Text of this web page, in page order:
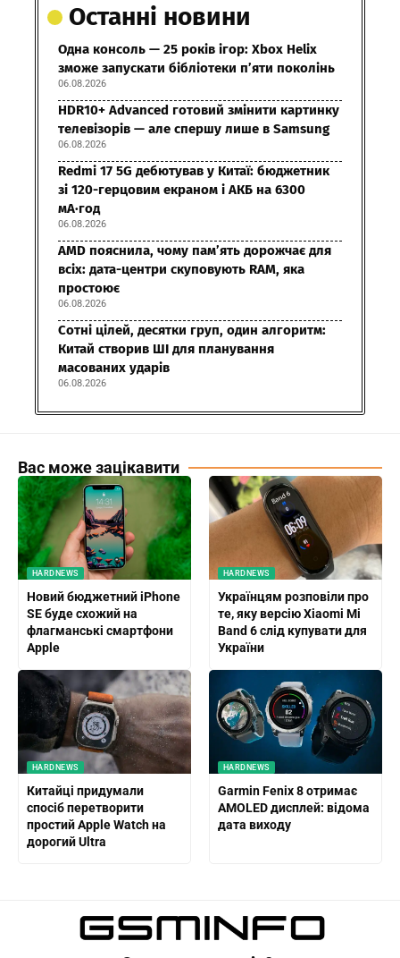
Останні новини
Одна консоль — 25 років ігор: Xbox Helix
зможе запускати бібліотеки п’яти поколінь
06.08.2026
HDR10+ Advanced готовий змінити картинку
телевізорів — але спершу лише в Samsung
06.08.2026
Redmi 17 5G дебютував у Китаї: бюджетник
зі 120-герцовим екраном і АКБ на 6300
мА·год
06.08.2026
AMD пояснила, чому пам’ять дорожчає для
всіх: дата-центри скуповують RAM, яка
простоює
06.08.2026
Сотні цілей, десятки груп, один алгоритм:
Китай створив ШІ для планування
масованих ударів
06.08.2026
Вас може зацікавити
HARDNEWS
Новий бюджетний iPhone
SE буде схожий на
флагманські смартфони
Apple
HARDNEWS
Українцям розповіли про
те, яку версію Xiaomi Mi
Band 6 слід купувати для
України
HARDNEWS
Китайці придумали
спосіб перетворити
простий Apple Watch на
дорогий Ultra
HARDNEWS
Garmin Fenix ​​8 отримає
AMOLED дисплей: відома
дата виходу